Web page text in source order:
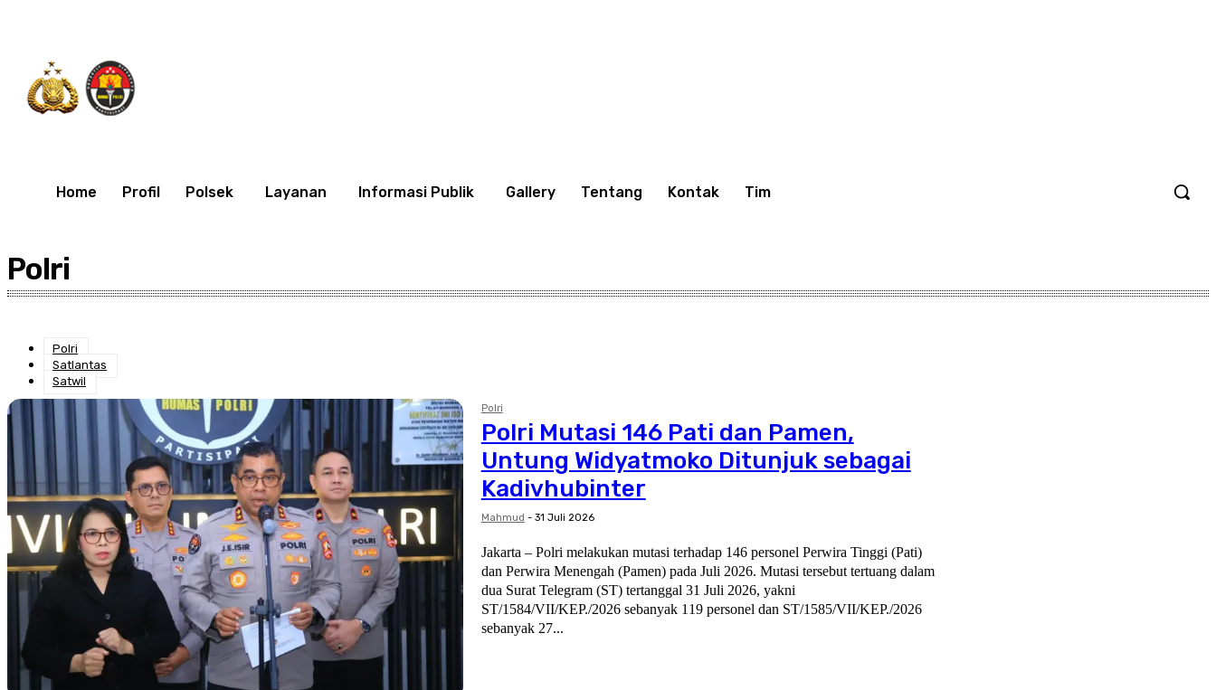
Home Profil Polsek Layanan Informasi Publik Gallery Tentang Kontak Tim
Polri
Polri
Satlantas
Satwil
Polri
Polri Mutasi 146 Pati dan Pamen,
Untung Widyatmoko Ditunjuk sebagai
Kadivhubinter
Mahmud - 31 Juli 2026
Jakarta – Polri melakukan mutasi terhadap 146 personel Perwira Tinggi (Pati)
dan Perwira Menengah (Pamen) pada Juli 2026. Mutasi tersebut tertuang dalam
dua Surat Telegram (ST) tertanggal 31 Juli 2026, yakni
ST/1584/VII/KEP./2026 sebanyak 119 personel dan ST/1585/VII/KEP./2026
sebanyak 27...